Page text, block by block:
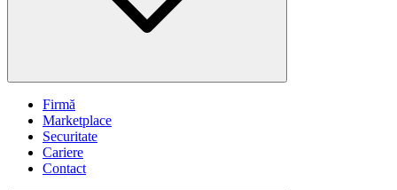
Firmă
Marketplace
Securitate
Cariere
Contact